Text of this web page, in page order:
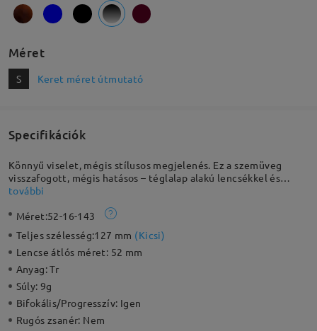
Méret
S Keret méret útmutató
Specifikációk
Könnyű viselet, mégis stílusos megjelenés. Ez a szemüveg
visszafogott, mégis hatásos – téglalap alakú lencsékkel és
könnyű TR 90 anyagból készült. A divatos megjelenést a
illeszkedő szemüveg kulcsai.
további
Méret:52-16-143
Teljes szélesség:127 mm (Kicsi)
Lencse átlós méret: 52 mm
Anyag:Tr
Súly: 9g
Bifokális/Progresszív: Igen
Rugós zsanér: Nem